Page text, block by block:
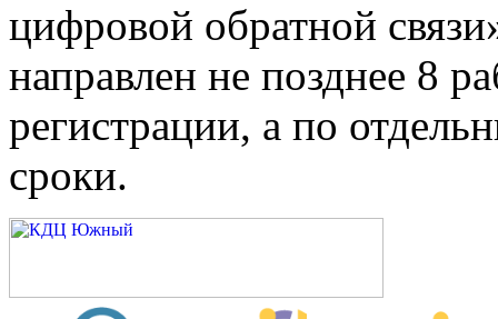
цифровой обратной
направлен не позднее 8
регистрации, а по
сроки.